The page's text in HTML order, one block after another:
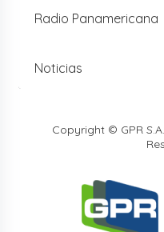
Radio Panamericana
Noticias
Copyright © GPR